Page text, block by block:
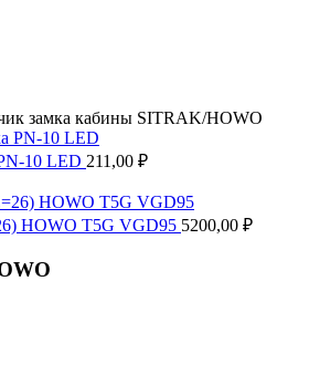
замка кабины SITRAK/HOWO
10 LED 211,00 ₽
HOWO T5G VGD95 5200,00 ₽